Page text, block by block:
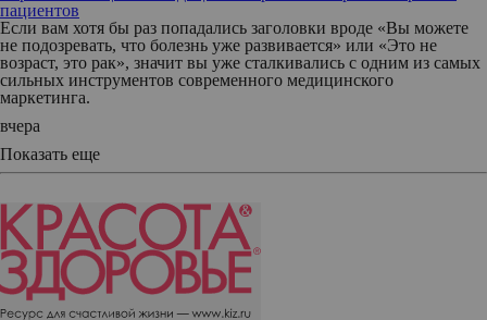
пациентов
Если вам хотя бы раз попадались заголовки вроде «Вы можете
не подозревать, что болезнь уже развивается» или «Это не
возраст, это рак», значит вы уже сталкивались с одним из самых
сильных инструментов современного медицинского
маркетинга.
вчера
Показать еще